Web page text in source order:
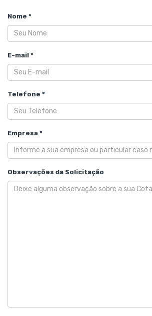
Nome *
E-mail *
Telefone *
Empresa *
Observações da Solicitação